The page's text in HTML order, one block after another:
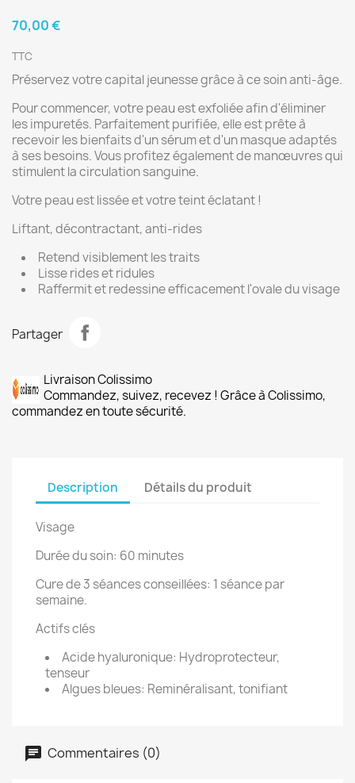
70,00 €
TTC
Préservez votre capital jeunesse grâce à ce soin anti-âge.
Pour commencer, votre peau est exfoliée afin d'éliminer
les impuretés. Parfaitement purifiée, elle est prête à
recevoir les bienfaits d'un sérum et d'un masque adaptés
à ses besoins. Vous profitez également de manœuvres qui
stimulent la circulation sanguine.
Votre peau est lissée et votre teint éclatant !
Liftant, décontractant, anti-rides
Retend visiblement les traits
Lisse rides et ridules
Raffermit et redessine efficacement l'ovale du visage
Partager
Livraison Colissimo
Commandez, suivez, recevez ! Grâce à Colissimo,
commandez en toute sécurité.
Description Détails du produit
Visage
Durée du soin: 60 minutes
Cure de 3 séances conseillées: 1 séance par
semaine.
Actifs clés
Acide hyaluronique: Hydroprotecteur,
tenseur
Algues bleues: Reminéralisant, tonifiant
Commentaires (0)